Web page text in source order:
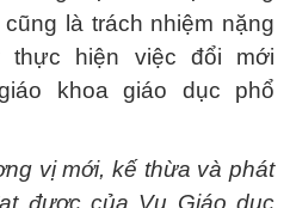
là trách nhiệm nặng
hiện việc đổi mới
khoa giáo dục phổ
vị mới, kế thừa và phát
được của Vụ Giáo dục